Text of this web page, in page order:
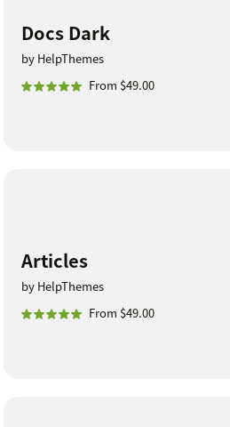
Docs Dark
by HelpThemes
From $49.00
Articles
by HelpThemes
From $49.00